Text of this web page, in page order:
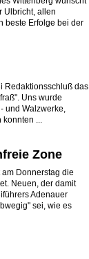
Ulbricht, allen
beste Erfolge bei der
Redaktionsschluß das
Uns wurde
und Walzwerke,
konnten ...
Zone
Donnerstag die
Neuen, der damit
Adenauer
sei, wie es